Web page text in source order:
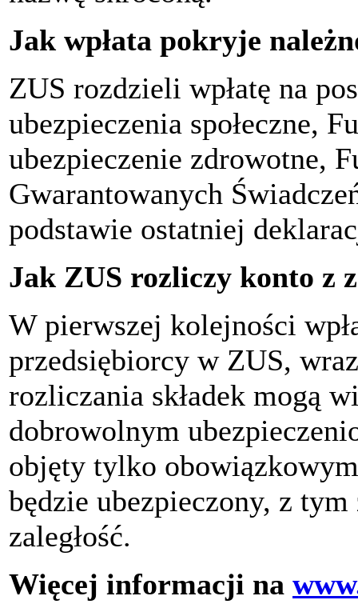
Jak wpłata pokryje
ZUS rozdzieli wpłatę na
ubezpieczenia społeczne,
ubezpieczenie zdrowotne,
Gwarantowanych
podstawie ostatniej
Jak ZUS rozliczy konto z
W pierwszej kolejności
przedsiębiorcy w ZUS,
rozliczania składek mogą
dobrowolnym
objęty tylko
będzie ubezpieczony, z
zaległość.
Więcej informacji na